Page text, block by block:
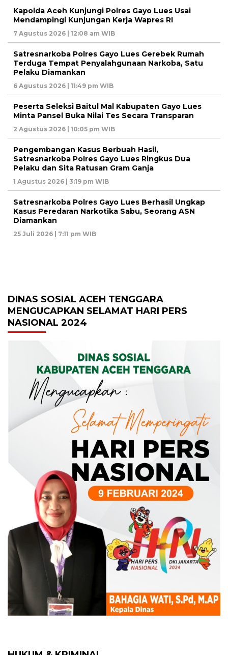
Kapolda Aceh Kunjungi Polres Gayo Lues Usai
Mendampingi Kunjungan Kerja Wapres RI
7 Agustus 2026 | 12:08 am WIB
Satresnarkoba Polres Gayo Lues Gerebek Rumah
Terduga Tempat Penyalahgunaan Narkoba, Satu
Pelaku Diamankan
6 Agustus 2026 | 11:49 pm WIB
Peserta Seleksi Baitul Mal Kabupaten Gayo Lues
Minta Pansel Buka Nilai Tes Secara Transparan
2 Agustus 2026 | 10:05 pm WIB
Pengembangan Kasus Berbuah Hasil,
Satresnarkoba Polres Gayo Lues Ringkus Dua
Pelaku dan Sita Ratusan Gram Ganja
1 Agustus 2026 | 3:19 pm WIB
Satresnarkoba Polres Gayo Lues Berhasil Ungkap
Kasus Peredaran Narkotika Sabu, Seorang ASN
Diamankan
25 Juli 2026 | 7:11 pm WIB
DINAS SOSIAL ACEH TENGGARA
MENGUCAPKAN SELAMAT HARI PERS
NASIONAL 2024